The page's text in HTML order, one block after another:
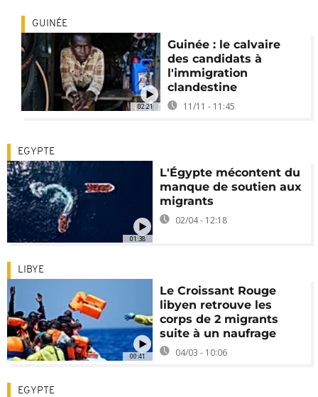
02:21
GUINÉE
Guinée : le calvaire
des candidats à
l'immigration
clandestine
11/11 - 11:45
01:38
EGYPTE
L'Égypte mécontent du
manque de soutien aux
migrants
02/04 - 12:18
00:41
LIBYE
Le Croissant Rouge
libyen retrouve les
corps de 2 migrants
suite à un naufrage
04/03 - 10:06
EGYPTE